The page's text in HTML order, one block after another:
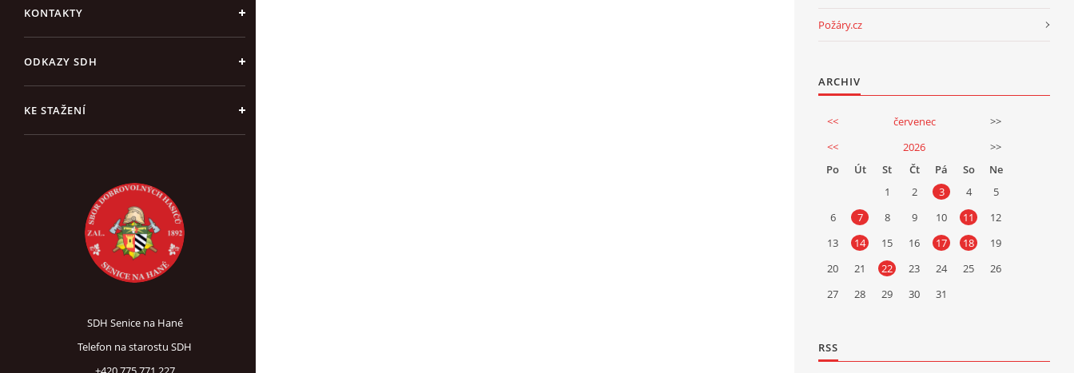
KONTAKTY
ODKAZY SDH
KE STAŽENÍ
SDH Senice na Hané
Telefon na starostu SDH
Požáry.cz
ARCHIV
<< červenec
>>
<<
2026
>>
Po
Út St Čt Pá So
Ne
1
2 3 4
5
6
7 8 9 10 11
12
13
14 15 16 17 18
19
20
21 22 23 24 25
26
27
28 29 30 31
RSS